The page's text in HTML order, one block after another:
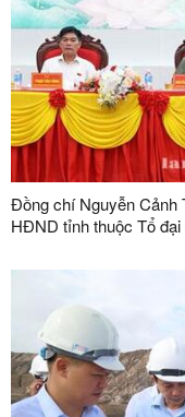
Đồng chí Nguyễn Cảnh
HĐND tỉnh thuộc Tổ